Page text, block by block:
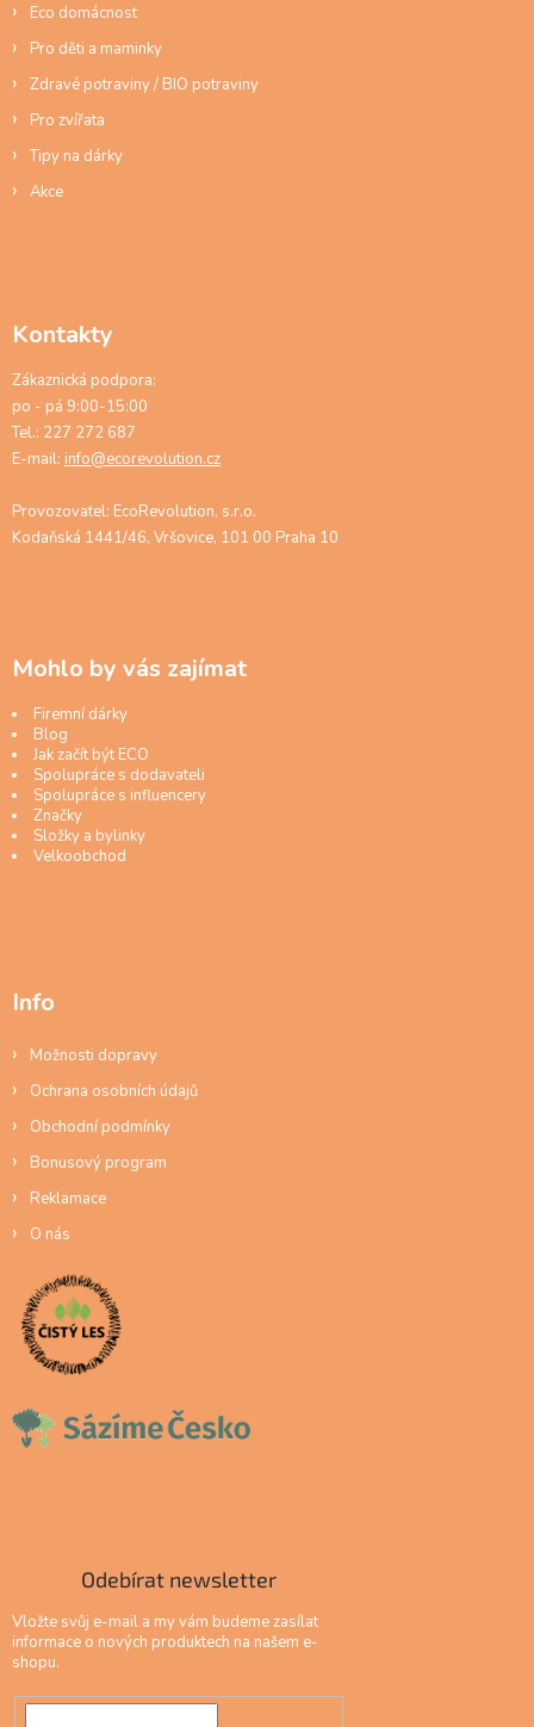
Eco domácnost
Pro děti a maminky
Zdravé potraviny / BIO potraviny
Pro zvířata
Tipy na dárky
Akce
Kontakty
Zákaznická podpora:
po - pá 9:00-15:00
Tel.: 227 272 687
E-mail: info@ecorevolution.cz
Provozovatel: EcoRevolution, s.r.o.
Kodaňská 1441/46, Vršovice, 101 00 Praha 10
Mohlo by vás zajímat
Firemní dárky
Blog
Jak začít být ECO
Spolupráce s dodavateli
Spolupráce s influencery
Značky
Složky a bylinky
Velkoobchod
Info
Možnosti dopravy
Ochrana osobních údajů
Obchodní podmínky
Bonusový program
Reklamace
O nás
Odebírat newsletter
Vložte svůj e-mail a my vám budeme zasílat
informace o nových produktech na našem e-
shopu.